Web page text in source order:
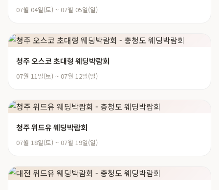
07월 04일(토) ~ 07월 05일(일)
청주 오스코 초대형 웨딩박람회
07월 11일(토) ~ 07월 12일(일)
청주 위드유 웨딩박람회
07월 18일(토) ~ 07월 19일(일)